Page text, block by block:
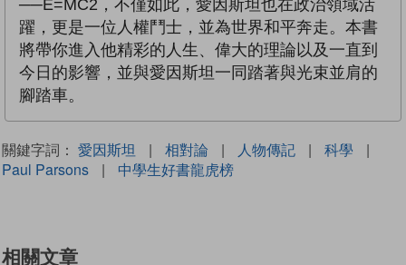
──E=MC2，不僅如此，愛因斯坦也在政治領域活
躍，更是一位人權鬥士，並為世界和平奔走。本書
將帶你進入他精彩的人生、偉大的理論以及一直到
今日的影響，並與愛因斯坦一同踏著與光束並肩的
腳踏車。
關鍵字詞： 愛因斯坦 | 相對論 | 人物傳記 | 科學
|
Paul Parsons
| 中學生好書龍虎榜
相關文章